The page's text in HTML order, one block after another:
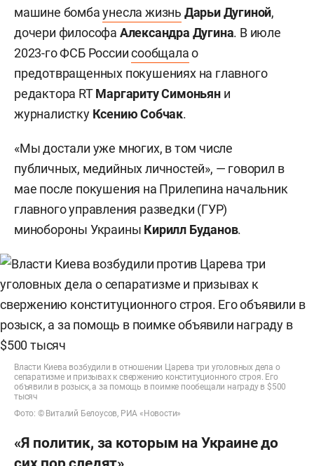
машине бомбаунесла жизнь Дарьи Дугиной,
дочери философа Александра Дугина. В июле
2023-го ФСБ Россиисообщалао
предотвращенных покушениях на главного
редактора RTМаргариту Симоньяни
журналистку Ксению Собчак.
«Мы достали уже многих, в том числе
публичных, медийных личностей», — говорил в
мае после покушения на Прилепина начальник
главного управления разведки (ГУР)
минобороны Украины Кирилл Буданов.
Власти Киева возбудили в отношении Царева три уголовных дела о
сепаратизме и призывах к свержению конституционного строя. Его
объявили в розыск, а за помощь в поимке пообещали награду в $500
тысяч
Фото: © Виталий Белоусов, РИА «Новости»
«Я политик, за которым на Украине до